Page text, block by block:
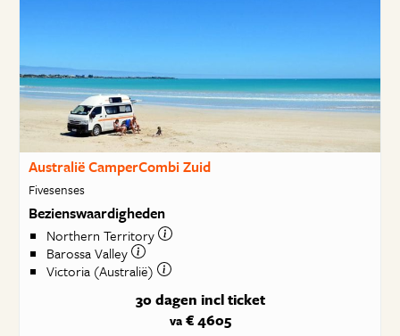
Australië CamperCombi Zuid
Fivesenses
Bezienswaardigheden
Northern Territory
Barossa Valley
Victoria (Australië)
30 dagen incl ticket
va€ 4605